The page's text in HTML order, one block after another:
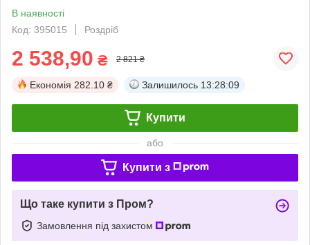
В наявності
Код: 395015
Роздріб
2 538,90 ₴ 2 821 ₴
Економія 282.10 ₴ Залишилось 13:28:08
Купити
або
Купити з
Що таке купити з Пром?
Замовлення під захистом